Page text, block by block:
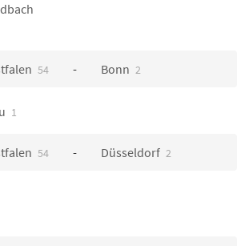
54 Bonn 2
1
54 Düsseldorf 2